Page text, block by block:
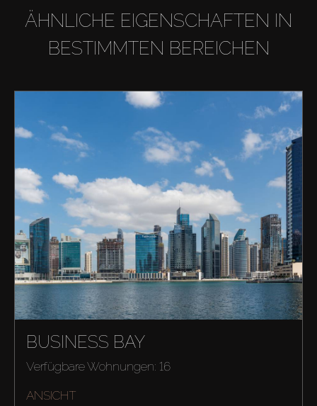
ÄHNLICHE EIGENSCHAFTEN IN
BESTIMMTEN BEREICHEN
BUSINESS BAY
Verfügbare Wohnungen: 16
ANSICHT